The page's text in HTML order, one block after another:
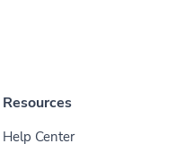
Resources
Help Center